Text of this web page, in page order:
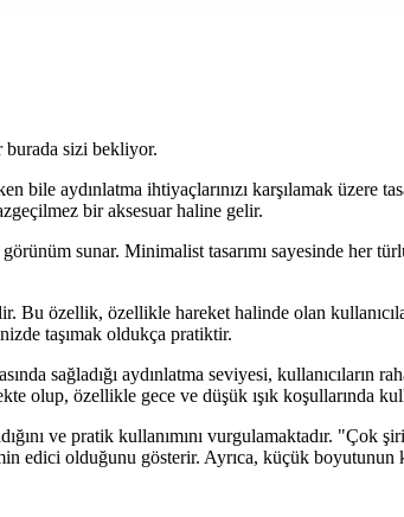
sizi bekliyor.
bile aydınlatma ihtiyaçlarınızı karşılamak üzere
bir aksesuar haline gelir.
sunar. Minimalist tasarımı sayesinde her
özellik, özellikle hareket halinde olan
taşımak oldukça pratiktir.
sağladığı aydınlatma seviyesi,
olup, özellikle gece ve düşük ışık koşullarında
ve pratik kullanımını vurgulamaktadır.
edici olduğunu gösterir. Ayrıca, küçük